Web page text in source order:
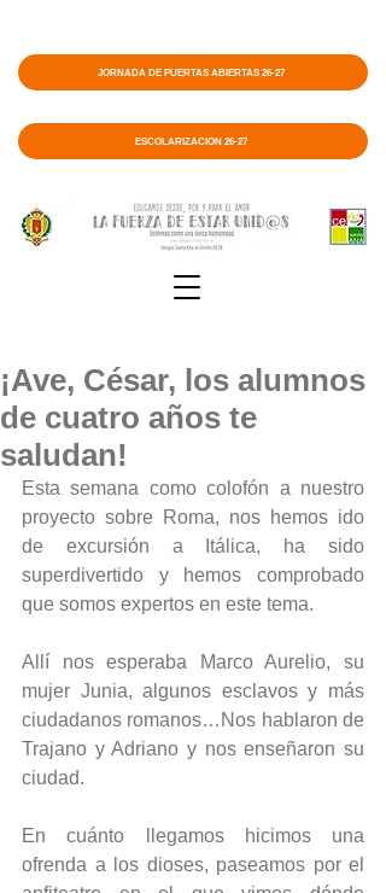
ESCOLARIZACIÓN 26-27
JORNADA DE PUERTAS ABIERTAS 26-27
¡Ave, César, los alumnos
de cuatro años te
saludan!
Esta semana como colofón a nuestro
proyecto sobre Roma, nos hemos ido
de excursión a Itálica, ha sido
superdivertido y hemos comprobado
que somos expertos en este tema.
Allí nos esperaba Marco Aurelio, su
mujer Junia, algunos esclavos y más
ciudadanos romanos…Nos hablaron de
Trajano y Adriano y nos enseñaron su
ciudad.
En cuánto llegamos hicimos una
ofrenda a los dioses, paseamos por el